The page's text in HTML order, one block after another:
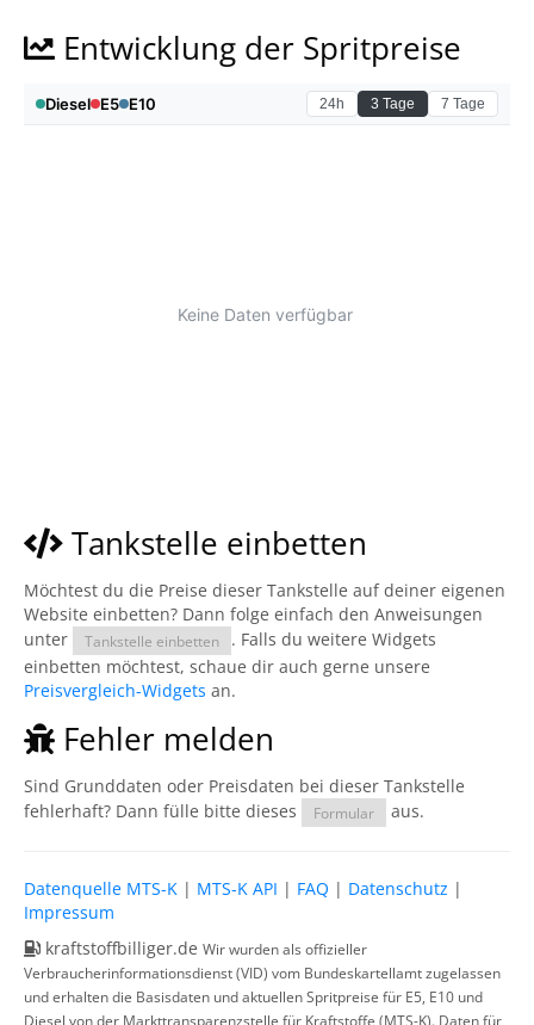
Entwicklung der Spritpreise
Tankstelle einbetten
Möchtest du die Preise dieser Tankstelle auf deiner eigenen
Website einbetten? Dann folge einfach den Anweisungen
unter
Tankstelle einbetten
. Falls du weitere Widgets
einbetten möchtest, schaue dir auch gerne unsere
Preisvergleich-Widgets an.
Fehler melden
Sind Grunddaten oder Preisdaten bei dieser Tankstelle
fehlerhaft? Dann fülle bitte dieses
Formular aus.
Datenquelle MTS-K | MTS-K API | FAQ | Datenschutz |
Impressum
kraftstoffbilliger.de Wir wurden als offizieller
Verbraucherinformationsdienst (VID) vom Bundeskartellamt zugelassen
und erhalten die Basisdaten und aktuellen Spritpreise für E5, E10 und
Diesel von der Markttransparenzstelle für Kraftstoffe (MTS-K). Daten für